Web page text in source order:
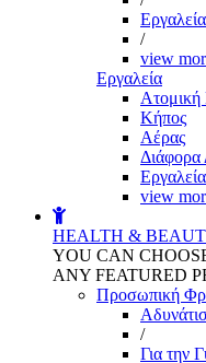
/
view
Εργαλεία
Kήπος
Αέρας
view
HEALTH &
YOU CAN
ANY FEATURED
Προσωπική
/
Για την